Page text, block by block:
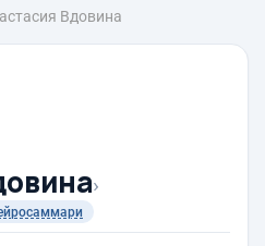
Вдовина
›